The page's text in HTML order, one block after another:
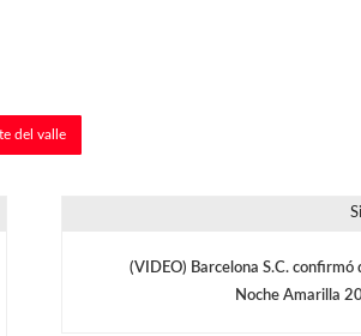
del valle
(VIDEO) Barcelona S.C. confirmó
Noche Amarilla